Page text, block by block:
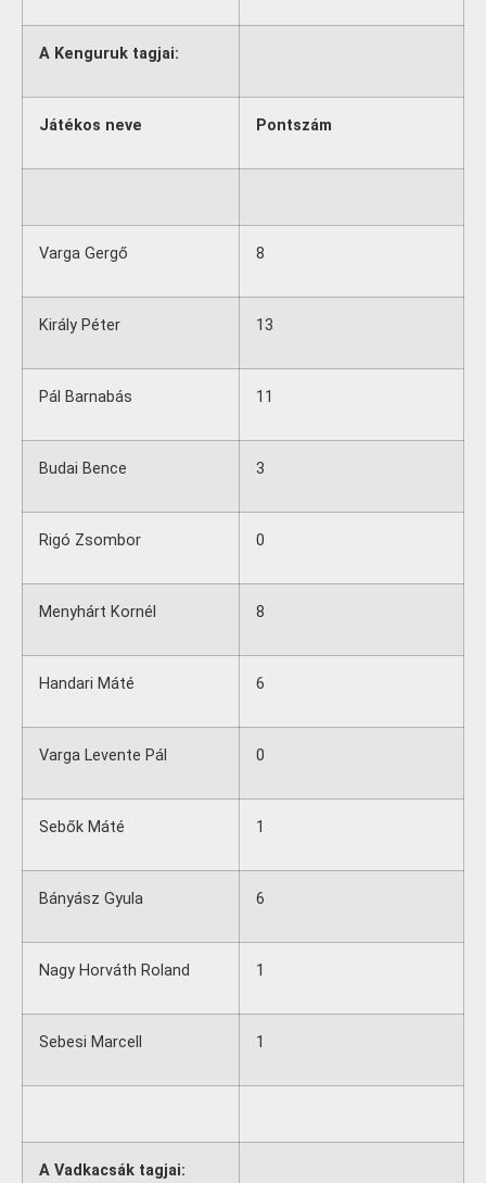
A Kenguruk tagjai:
Játékos neve Pontszám
Varga Gergő 8
Király Péter 13
Pál Barnabás 11
Budai Bence 3
Rigó Zsombor 0
Menyhárt Kornél 8
Handari Máté 6
Varga Levente Pál 0
Sebők Máté 1
Bányász Gyula 6
Nagy Horváth Roland 1
Sebesi Marcell 1
A Vadkacsák tagjai: